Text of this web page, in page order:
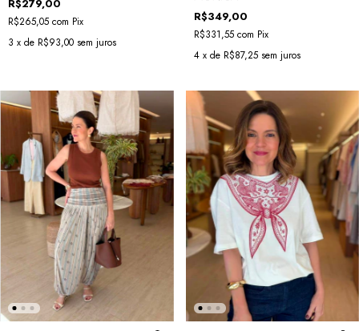
R$279,00
R$265,05 com Pix
3 x de R$93,00 sem juros
R$349,00
R$331,55 com Pix
4 x de R$87,25 sem juros